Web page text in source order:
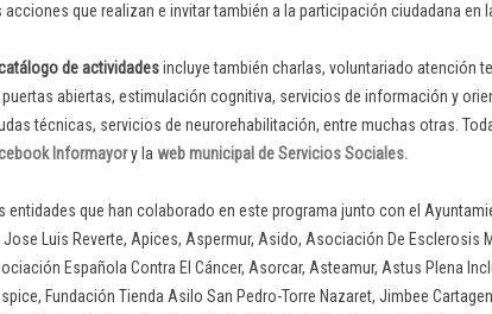
acciones que realizan e invitar también a la participación ciudadana en
de actividadesincluye también charlas, voluntariado atención
puertas abiertas, estimulación cognitiva, servicios de información y
técnicas, servicios de neurorehabilitación, entre muchas otras.
Informayory la web municipal de Servicios Sociales.
entidades que han colaborado en este programa junto con el
Jose Luis Reverte, Apices, Aspermur, Asido, Asociación De Esclerosis
Española Contra El Cáncer, Asorcar, Asteamur, Astus Plena
Fundación Tienda Asilo San Pedro-Torre Nazaret, Jimbee